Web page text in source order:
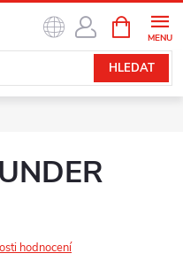
HLEDAT
NÁKUPNÍ
KOŠÍK
hodnocení